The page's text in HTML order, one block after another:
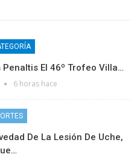
Penaltis El 46º Trofeo Villa…
6 horas hace
De La Lesión De Uche,